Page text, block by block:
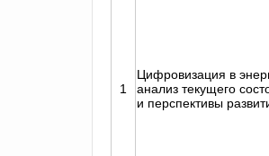
1
Цифровизация в
анализ текущего
и перспективы